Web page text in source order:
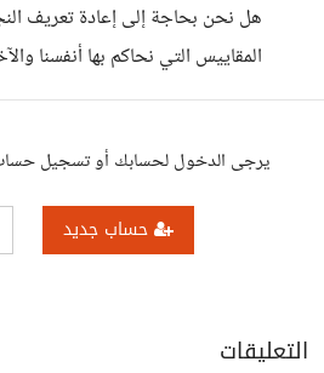
هل نحن بحاجة إلى إعادة تعريف
المقاييس التي نحاكم بها أنفسنا
يرجى الدخول لحسابك أو تسجيل
حساب جديد
التعليقات